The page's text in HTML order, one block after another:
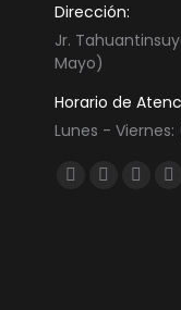
Dirección:
Jr.
Mayo)
Horario de
Lunes -
Encuéntranos en:
Facebook
Twitter